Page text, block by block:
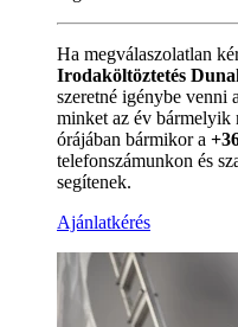
Ha megválaszolatlan
Irodaköltöztetés
szeretné igénybe venni
minket az év bármelyik
órájában bármikor a
telefonszámunkon és
segítenek.
Ajánlatkérés